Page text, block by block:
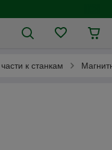
к станкам